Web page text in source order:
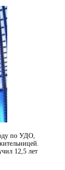
по УДО,
12,5 лет